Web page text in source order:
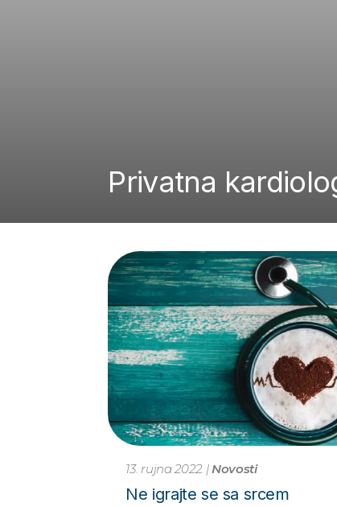
Privatna
13. rujna 2022. | Novosti
Ne igrajte se sa srcem